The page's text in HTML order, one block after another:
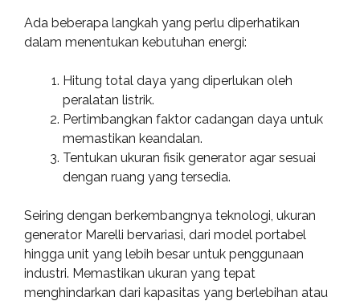
Ada beberapa langkah yang perlu diperhatikan
dalam menentukan kebutuhan energi:
Hitung total daya yang diperlukan oleh
peralatan listrik.
Pertimbangkan faktor cadangan daya untuk
memastikan keandalan.
Tentukan ukuran fisik generator agar sesuai
dengan ruang yang tersedia.
Seiring dengan berkembangnya teknologi, ukuran
generator Marelli bervariasi, dari model portabel
hingga unit yang lebih besar untuk penggunaan
industri. Memastikan ukuran yang tepat
menghindarkan dari kapasitas yang berlebihan atau